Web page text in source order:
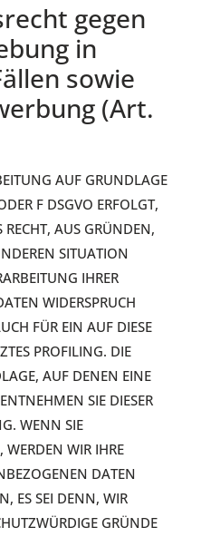
gegen
in
sowie
(Art.
AUF GRUNDLAGE
F DSGVO ERFOLGT,
RECHT, AUS GRÜNDEN,
SITUATION
IHRER
WIDERSPRUCH
FÜR EIN AUF DIESE
PROFILING. DIE
AUF DENEN EINE
SIE DIESER
WENN SIE
WERDEN WIR IHRE
DATEN
ES SEI DENN, WIR
GRÜNDE